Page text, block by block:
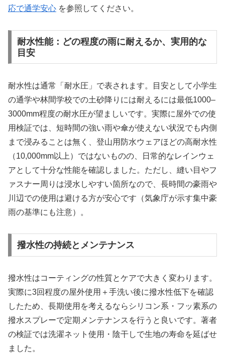
応で通学安心 を参照してください。
耐水性能：どの程度の雨に耐えるか、実用的な
目安
耐水性は通常「耐水圧」で表されます。目安として小学生
の通学や林間学校での土砂降りには耐えるには最低1000–
3000mm程度の耐水圧が望ましいです。実際に屋外での使
用検証では、短時間の強い雨や傘が使えない状況でも内側
まで浸みることは無く、登山用防水ウェアほどの高耐水性
（10,000mm以上）ではないものの、日常的なレインウェ
アとして十分な性能を確認しました。ただし、縫い目やフ
ァスナー周りは浸水しやすい箇所なので、長時間の豪雨や
川辺での使用は避ける方が安心です（気象庁が示す集中豪
雨の基準にも注意）。
撥水性の持続とメンテナンス
撥水性はコーティングの性質とケアで大きく変わります。
実際に3回程度の屋外使用＋手洗い後に撥水性低下を確認
したため、長期使用を考えるならシリコン系・フッ素系の
撥水スプレーで定期メンテナンスを行うと良いです。著者
の検証では洗濯ネット使用・陰干しで生地の寿命を延ばせ
ました。